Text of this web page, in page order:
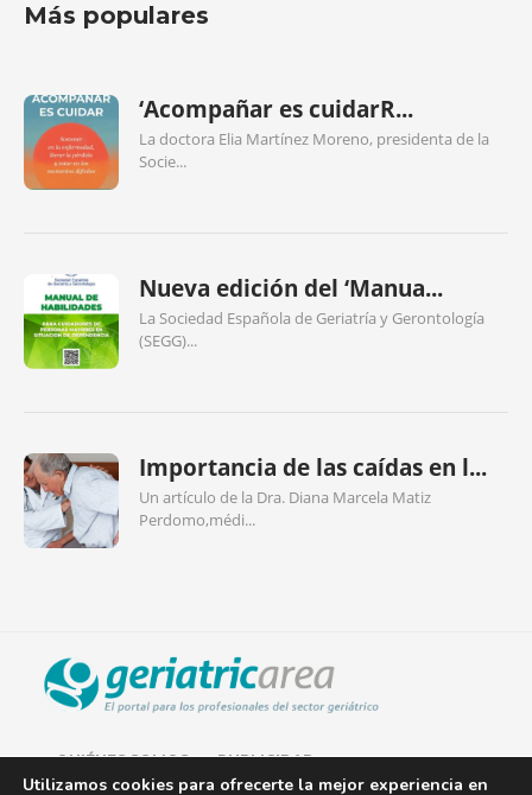
Más populares
‘Acompañar es cuidarR...
La doctora Elia Martínez Moreno, presidenta de la
Socie...
Nueva edición del ‘Manua...
La Sociedad Española de Geriatría y Gerontología
(SEGG)...
Importancia de las caídas en l...
Un artículo de la Dra. Diana Marcela Matiz
Perdomo,médi...
QUIÉNES SOMOS PUBLICIDAD
Utilizamos cookies para ofrecerte la mejor experiencia en